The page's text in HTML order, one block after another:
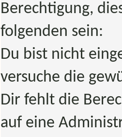
Berechtigung,
folgenden sein:
Du bist nicht
versuche die
Dir fehlt die
auf eine